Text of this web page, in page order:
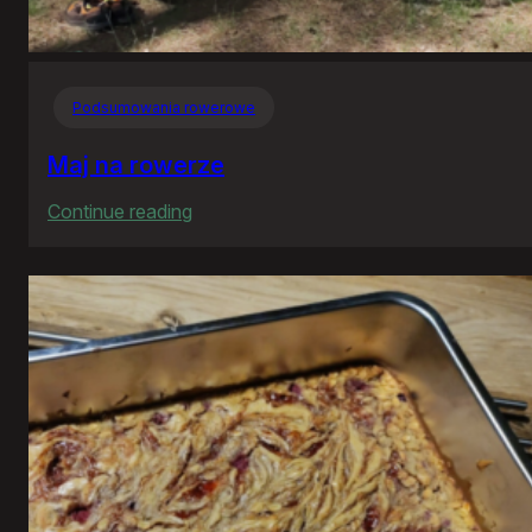
Podsumowania rowerowe
Maj na rowerze
Continue reading
na
rowerze